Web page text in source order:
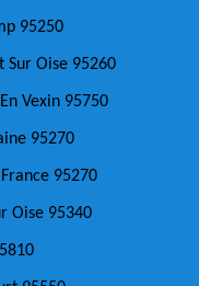
95250
Sur Oise 95260
Vexin 95750
95270
95270
Oise 95340